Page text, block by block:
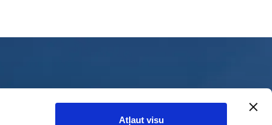
Atļaut visu
Sadarbība